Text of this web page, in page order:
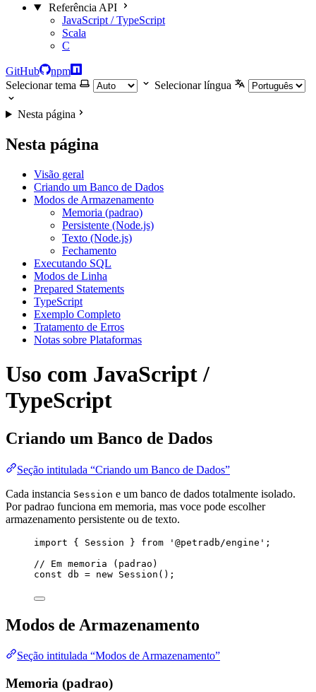
Referência API
JavaScript / TypeScript
Scala
C
GitHub
npm
Selecionar tema
Selecionar língua
Nesta página
Nesta página
Visão geral
Criando um Banco de Dados
Modos de Armazenamento
Memoria (padrao)
Persistente (Node.js)
Texto (Node.js)
Fechamento
Executando SQL
Modos de Linha
Prepared Statements
TypeScript
Exemplo Completo
Tratamento de Erros
Notas sobre Plataformas
Uso com JavaScript /
TypeScript
Criando um Banco de Dados
Seção intitulada “Criando um Banco de Dados”
Cada instancia Session e um banco de dados totalmente isolado.
Por padrao funciona em memoria, mas voce pode escolher
armazenamento persistente ou de texto.
import { Session } from ' @petradb/engine ' ;
// Em memoria (padrao)
const db = new Session ();
Modos de Armazenamento
Seção intitulada “Modos de Armazenamento”
Memoria (padrao)